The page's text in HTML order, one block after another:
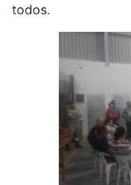
todos.